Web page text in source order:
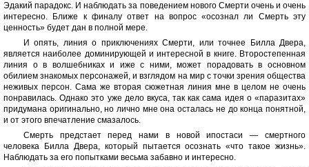
Эдакий парадокс. И наблюдать за поведением нового Смерти очень и очень
интересно. Ближе к финалу ответ на вопрос «осознал ли Смерть эту
ценность» будет дан в полной мере.
И опять, линия о приключениях Смерти, или точнее Билла Двера,
является наиболее доминирующей и интересной в книге. Второстепенная
линия о в волшебниках и иже с ними, может порадовать в основном
обилием знакомых персонажей, и взглядом на мир с точки зрения общества
неживых персон. Сама же вторая сюжетная линия мне в целом не очень
понравилась. Однако это уже дело вкуса, так как сама идея о «паразитах»
придумана оригинально, но лично мне она осталась не до конца понятной,
и от этого впечатление смазалось.
Смерть предстает перед нами в новой ипостаси — смертного
человека Билла Двера, который пытается осознать «что такое жизнь».
Наблюдать за его попытками весьма забавно и интересно.